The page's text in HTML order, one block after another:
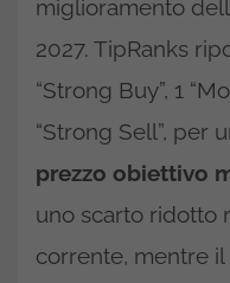
miglioramento
2027. TipRanks
“Strong Buy”, 1
“Strong Sell”, per
prezzo obiettivo
uno scarto ridotto
corrente, mentre